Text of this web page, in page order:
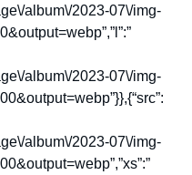
album\/2023-07\/img-
album\/2023-07\/img-
album\/2023-07\/img-